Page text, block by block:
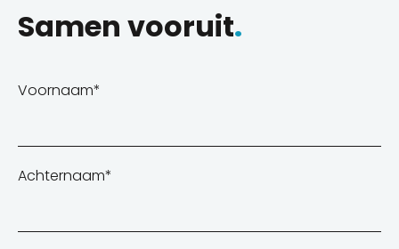
Samen vooruit.
Voornaam*
Achternaam*